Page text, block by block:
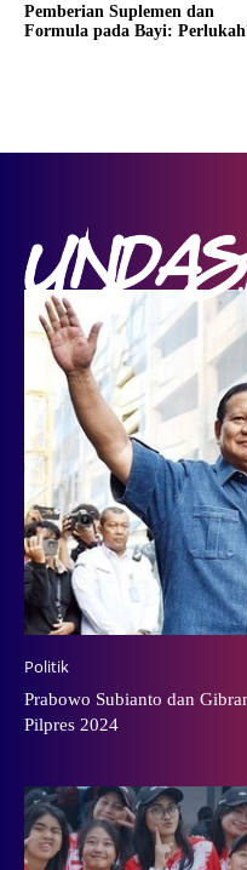
Pemberian Suplemen dan
Formula pada Bayi:
Politik
Prabowo Subianto dan
Pilpres 2024